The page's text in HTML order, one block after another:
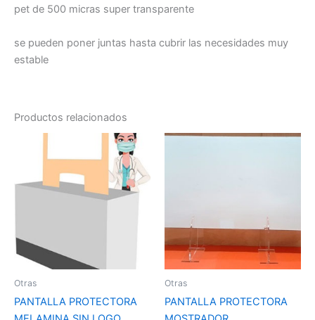
pet de 500 micras super transparente
se pueden poner juntas hasta cubrir las necesidades muy
estable
Productos relacionados
Otras
PANTALLA PROTECTORA
Otras
PANTALLA PROTECTORA